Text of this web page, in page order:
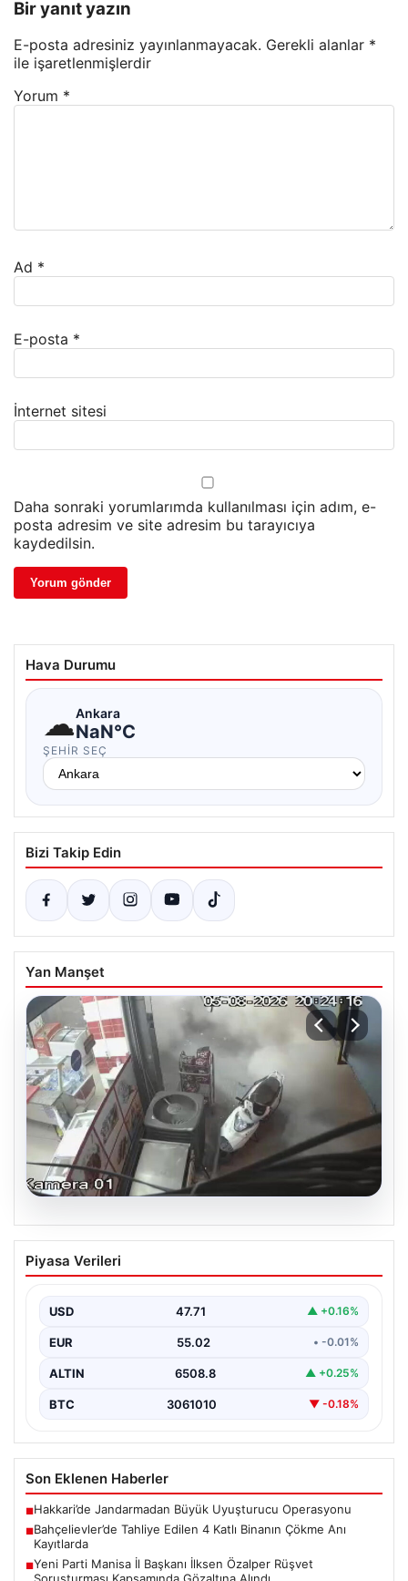
Bir yanıt yazın
E-posta adresiniz yayınlanmayacak. Gerekli alanlar *
ile işaretlenmişlerdir
Yorum *
Ad *
E-posta *
İnternet sitesi
Daha sonraki yorumlarımda kullanılması için adım, e-
posta adresim ve site adresim bu tarayıcıya
kaydedilsin.
Hava Durumu
☁Ankara
NaN°C
ŞEHIR SEÇ
Bizi Takip Edin
Yan Manşet
Bahçelievler’de Tahliye Edilen 4 Katlı
Binanın Çökme Anı Kayıtlarda
endişe verici sesler sonrası gece saatlerinde tahliye
edilen dört…
Piyasa Verileri
USD 47.71 ▲ +0.16%
EUR 55.02 • -0.01%
ALTIN 6508.8 ▲ +0.25%
BTC 3061010 ▼ -0.18%
Son Eklenen Haberler
■Hakkari’de Jandarmadan Büyük Uyuşturucu Operasyonu
■Bahçelievler’de Tahliye Edilen 4 Katlı Binanın Çökme Anı
Kayıtlarda
■Yeni Parti Manisa İl Başkanı İlksen Özalper Rüşvet
Soruşturması Kapsamında Gözaltına Alındı